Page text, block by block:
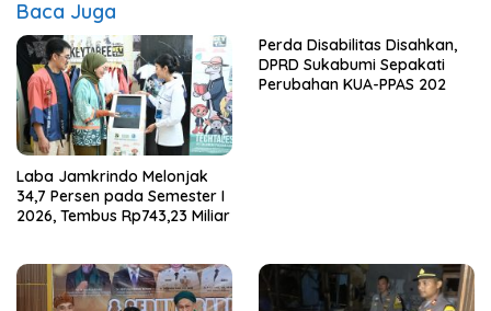
Baca Juga
Laba Jamkrindo Melonjak
34,7 Persen pada Semester I
2026, Tembus Rp743,23 Miliar
Perda Disabilitas Disahkan,
DPRD Sukabumi Sepakati
Perubahan KUA-PPAS 202